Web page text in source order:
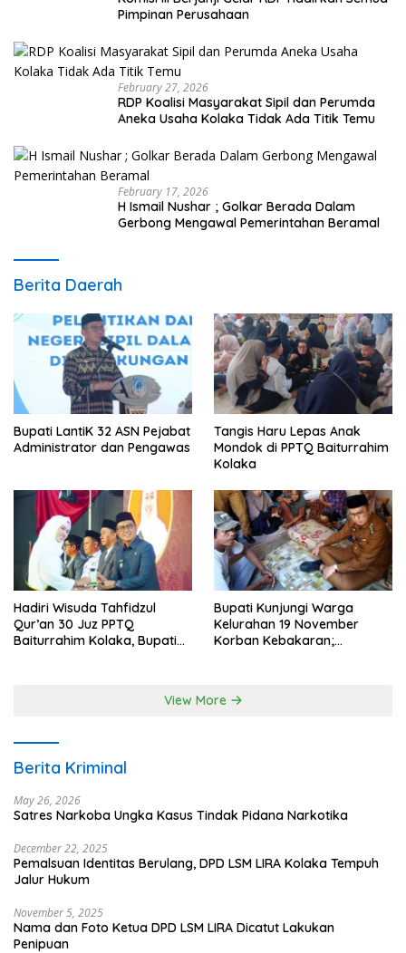
Pimpinan Perusahaan
February 27, 2026
RDP Koalisi Masyarakat Sipil dan Perumda
Aneka Usaha Kolaka Tidak Ada Titik Temu
February 17, 2026
H Ismail Nushar ; Golkar Berada Dalam
Gerbong Mengawal Pemerintahan Beramal
Berita Daerah
Bupati LantiK 32 ASN Pejabat
Administrator dan Pengawas
Tangis Haru Lepas Anak
Mondok di PPTQ Baiturrahim
Kolaka
Hadiri Wisuda Tahfidzul
Qur’an 30 Juz PPTQ
Baiturrahim Kolaka, Bupati
Bupati Kunjungi Warga
Kelurahan 19 November
Korban Kebakaran;
View More
Berita Kriminal
May 26, 2026
Satres Narkoba Ungka Kasus Tindak Pidana Narkotika
December 22, 2025
Pemalsuan Identitas Berulang, DPD LSM LIRA Kolaka Tempuh
Jalur Hukum
November 5, 2025
Nama dan Foto Ketua DPD LSM LIRA Dicatut Lakukan
Penipuan